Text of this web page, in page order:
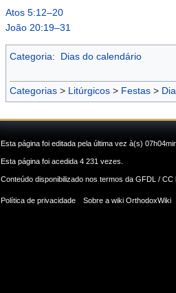
Atos 5:12–20
João 20:19–31
Categoria: Dias do calendário
Categorias > Litúrgicos > Festas >
Esta página foi editada pela última vez à(s)
Esta página foi acedida 4 231 vezes.
Conteúdo disponibilizado nos termos da GFDL / CC
Política de privacidade Sobre a wiki OrthodoxWiki